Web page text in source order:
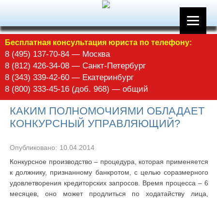
Бесплатная консультация юриста по телефону:
8 (495) 137-70-84 — Москва
8 (812) 426-34-08 — Санкт-Петербург
8 (343) 339-42-60 — Екатеринбург
8 (800) 333-45-16 (доб. 968) — общий
КАКИМ ПОЛНОМОЧИЯМИ ОБЛАДАЕТ
КОНКУРСНЫЙ УПРАВЛЯЮЩИЙ?
Опубликовано: 10.04.2014
Конкурсное производство – процедура, которая применяется
к должнику, признанному банкротом, с целью соразмерного
удовлетворения кредиторских запросов. Время процесса – 6
месяцев, оно может продлиться по ходатайству лица,